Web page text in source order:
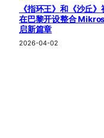
《指环王》和《沙丘
在巴黎开设整合
启新篇章
2026-04-02